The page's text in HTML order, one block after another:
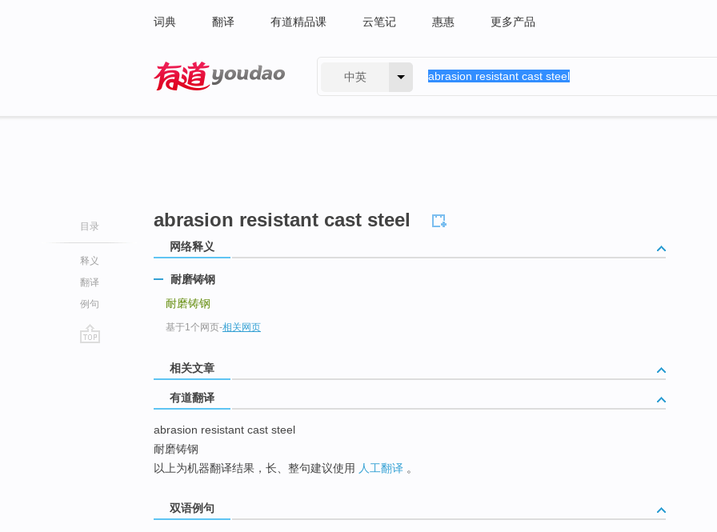
词典 翻译 有道精品课 云笔记 惠惠 更多产品
中英
目录
释义
翻译
例句
abrasion resistant cast steel
网络释义
耐磨铸钢
耐磨铸钢
基于1个网页-相关网页
相关文章
有道翻译
abrasion resistant cast steel
耐磨铸钢
以上为机器翻译结果，长、整句建议使用 人工翻译 。
双语例句